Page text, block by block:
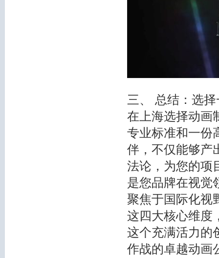
三、 总结：选
在上海选择动画
专业标准和一份
伴，不仅能够产
法论，为您的项
是您品牌在视觉
聚焦于国际化视
这四大核心维度
这个充满活力的
作战的卓越动画